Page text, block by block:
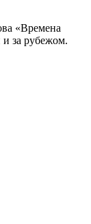
«Времена
и за рубежом.